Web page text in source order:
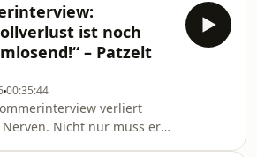
als
gilt, erörtert das
in Niedersachsen beim
der AfD. Sein Urteil:
der Aufsichtsbehörde
Dem
AfD-
rechnet der
ist noch
– Patzelt
00:35:44
verliert
Nicht nur muss er